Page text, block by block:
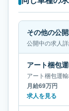
その他の公
公開中の求人
アート梱包運
月給69万円
求人を見る